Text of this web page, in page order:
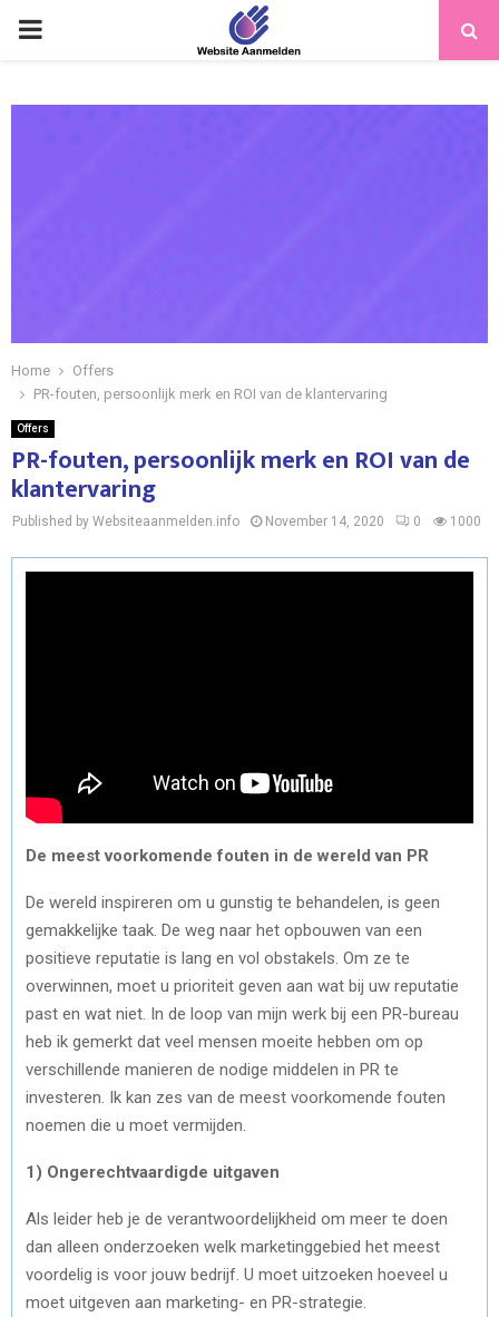
PRIMARY
Home
Offers
PR-fouten, persoonlijk merk en ROI van de klantervaring
Offers
PR-fouten, persoonlijk merk en ROI van de
klantervaring
Published by Websiteaanmelden.info November 14, 2020 0 1000
De meest voorkomende fouten in de wereld van PR
De wereld inspireren om u gunstig te behandelen, is geen
gemakkelijke taak. De weg naar het opbouwen van een
positieve reputatie is lang en vol obstakels. Om ze te
overwinnen, moet u prioriteit geven aan wat bij uw reputatie
past en wat niet. In de loop van mijn werk bij een PR-bureau
heb ik gemerkt dat veel mensen moeite hebben om op
verschillende manieren de nodige middelen in PR te
investeren. Ik kan zes van de meest voorkomende fouten
noemen die u moet vermijden.
1) Ongerechtvaardigde uitgaven
Als leider heb je de verantwoordelijkheid om meer te doen
dan alleen onderzoeken welk marketinggebied het meest
voordelig is voor jouw bedrijf. U moet uitzoeken hoeveel u
moet uitgeven aan marketing- en PR-strategie.